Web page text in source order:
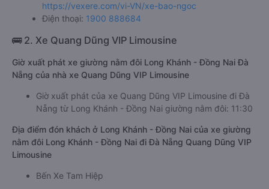
https://vexere.com/vi-VN/xe-bao-ngoc
Điện thoại: 1900 888684
🚌 2. Xe Quang Dũng VIP Limousine
Giờ xuất phát xe giường nằm đôi Long Khánh - Đồng Nai Đà
Nẵng của nhà xe Quang Dũng VIP Limousine
Giờ xuất phát của xe Quang Dũng VIP Limousine đi Đà
Nẵng từ Long Khánh - Đồng Nai giường nằm đôi: 11:30
Địa điểm đón khách ở Long Khánh - Đồng Nai của xe giường
nằm đôi Long Khánh - Đồng Nai đi Đà Nẵng Quang Dũng VIP
Limousine
Bến Xe Tam Hiệp